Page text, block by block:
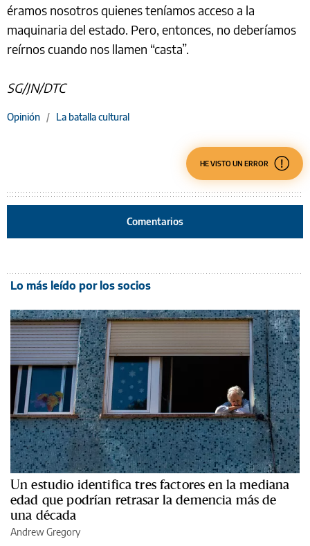
éramos nosotros quienes teníamos acceso a la
maquinaria del estado. Pero, entonces, no deberíamos
reírnos cuando nos llamen “casta”.
SG/JN/DTC
Opinión / La batalla cultural
HE VISTO UN ERROR
Comentarios
Lo más leído por los socios
Un estudio identifica tres factores en la mediana
edad que podrían retrasar la demencia más de
una década
Andrew Gregory